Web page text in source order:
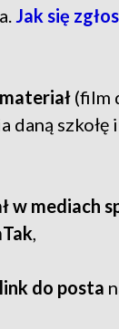
Jak się
(film
daną szkołę
w mediach
do posta